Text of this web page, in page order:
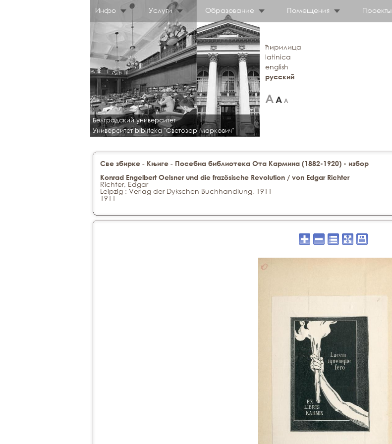
Инфо Услуги Образование Помещения Проекты
Белградский университет
Университет bibliteka "Светозар Маркович"
ћирилица
latinica
english
русский
Све збирке - Књиге - Посебна библиотека Ота Кармина (1882-1920) - избор
Konrad Engelbert Oelsner und die frazösische Revolution / von Edgar Richter
Richter, Edgar
Leipzig : Verlag der Dykschen Buchhandlung, 1911
1911